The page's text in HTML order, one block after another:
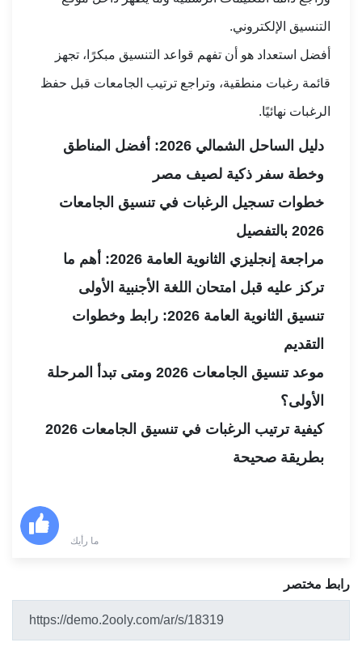
التنسيق الإلكتروني.
أفضل استعداد هو أن تفهم قواعد التنسيق مبكرًا، تجهز
قائمة رغبات منطقية، وتراجع ترتيب الجامعات قبل حفظ
الرغبات نهائيًا.
دليل الساحل الشمالي 2026: أفضل المناطق
وخطة سفر ذكية لصيف مصر
خطوات تسجيل الرغبات في تنسيق الجامعات
2026 بالتفصيل
مراجعة إنجليزي الثانوية العامة 2026: أهم ما
تركز عليه قبل امتحان اللغة الأجنبية الأولى
تنسيق الثانوية العامة 2026: رابط وخطوات
التقديم
موعد تنسيق الجامعات 2026 ومتى تبدأ المرحلة
الأولى؟
كيفية ترتيب الرغبات في تنسيق الجامعات 2026
بطريقة صحيحة
ما رأيك
رابط مختصر